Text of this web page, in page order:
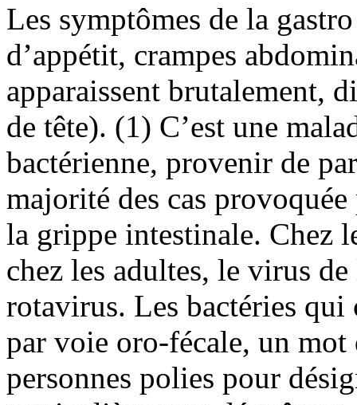
Les symptômes de la
d’appétit, crampes
apparaissent brutalement,
de tête). (1) C’est une
bactérienne, provenir de
majorité des cas
la grippe intestinale. Chez
chez les adultes, le virus
rotavirus. Les bactéries qui
par voie oro-fécale, un mot
personnes polies pour